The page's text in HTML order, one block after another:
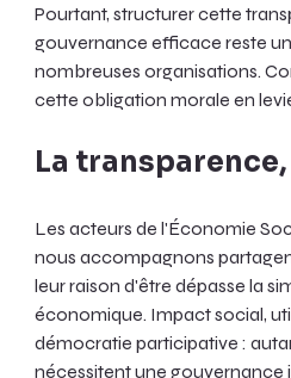
Pourtant, structurer cette
gouvernance efficace reste
nombreuses organisations.
cette obligation morale en
La transparence,
Les acteurs de l'Économie
nous accompagnons
leur raison d'être dépasse la
économique. Impact social,
démocratie participative :
nécessitent une gouvernance